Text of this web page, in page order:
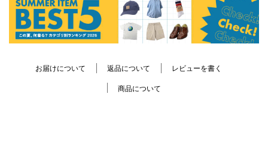
お届けについて 返品について レビューを書く
商品について